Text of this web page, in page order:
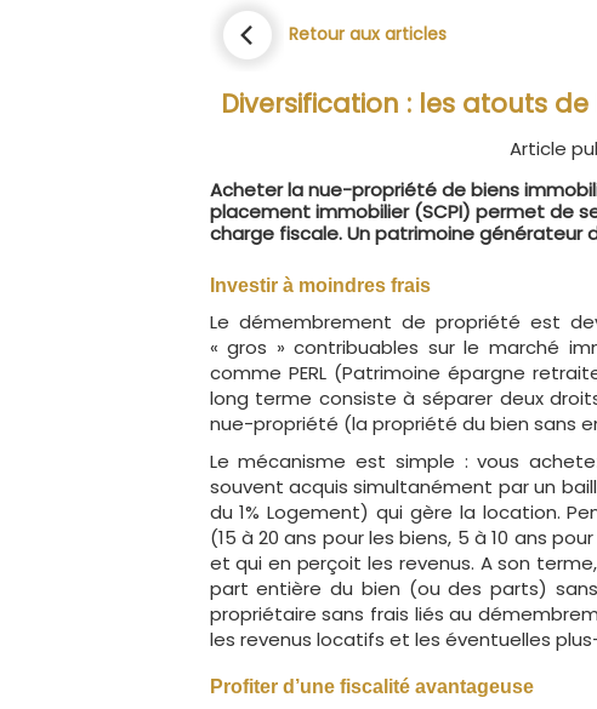
Retour aux articles
Diversification : les atouts
Article
Acheter la nue-propriété de biens
placement immobilier (SCPI) permet de
charge fiscale. Un patrimoine générateur
Investir à moindres frais
Le démembrement de propriété est
« gros » contribuables sur le marché
comme PERL (Patrimoine épargne
long terme consiste à séparer deux
nue-propriété (la propriété du bien sans
Le mécanisme est simple : vous
souvent acquis simultanément par un
du 1% Logement) qui gère la location.
(15 à 20 ans pour les biens, 5 à 10 ans
et qui en perçoit les revenus. A son
part entière du bien (ou des parts)
propriétaire sans frais liés au
les revenus locatifs et les éventuelles
Profiter d’une fiscalité avantageuse